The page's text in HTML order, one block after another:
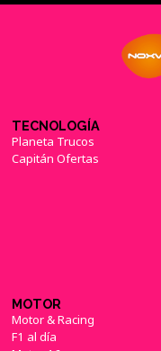
TECNOLOGÍA
Planeta Trucos
Capitán Ofertas
MOTOR
Motor & Racing
F1 al día